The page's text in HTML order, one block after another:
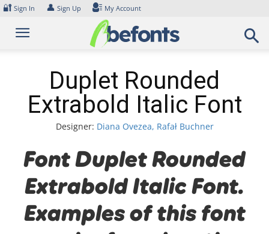
Skip
content
🔐 Sign In 👤 Sign Up My Account
Duplet Rounded
Extrabold Italic Font
Designer: Diana Ovezea, Rafał Buchner
Font Duplet Rounded
Extrabold Italic Font.
Examples of this font